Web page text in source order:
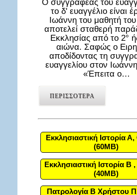
Ο συγγραφέας του
το δ' ευαγγέλιο είναι
Ιωάννη του μαθητή
αποτελεί σταθερή
Εκκλησίας από το 2°
αιώνα. Σαφώς ο
αποδίδοντας τη
ευαγγελίου στον
«Έπειτα ο…
ΠΕΡΙΣΣΟΤΕΡΑ
Εκκλησιαστική Ιστορία
(60MB)
Εκκλησιαστική Ιστορία Β
(40MB)
Πατρολογία Β Χρήστου